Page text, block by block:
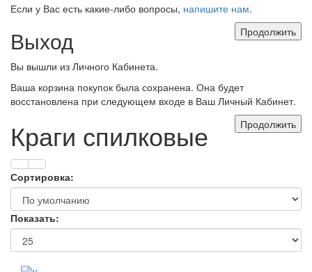
Если у Вас есть какие-либо вопросы, напишите нам.
Продолжить
Выход
Вы вышли из Личного Кабинета.
Ваша корзина покупок была сохранена. Она будет
восстановлена при следующем входе в Ваш Личный Кабинет.
Продолжить
Краги спилковые
Сортировка:
Показать: